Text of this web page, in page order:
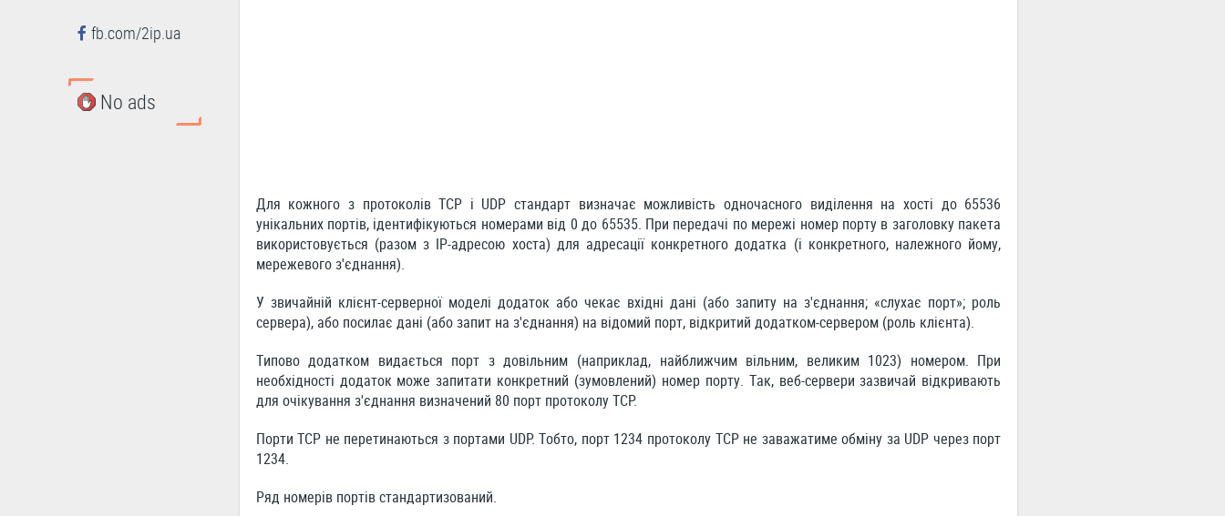
fb.com/2ip.ua
No ads
Для кожного з протоколів TCP і UDP стандарт визначає можливість одночасного виділення на хості до 65536
унікальних портів, ідентифікуються номерами від 0 до 65535. При передачі по мережі номер порту в заголовку пакета
використовується (разом з IP-адресою хоста) для адресації конкретного додатка (і конкретного, належного йому,
мережевого з'єднання).
У звичайній клієнт-серверної моделі додаток або чекає вхідні дані (або запиту на з'єднання; «слухає порт»; роль
сервера), або посилає дані (або запит на з'єднання) на відомий порт, відкритий додатком-сервером (роль клієнта).
Типово додатком видається порт з довільним (наприклад, найближчим вільним, великим 1023) номером. При
необхідності додаток може запитати конкретний (зумовлений) номер порту. Так, веб-сервери зазвичай відкривають
для очікування з'єднання визначений 80 порт протоколу TCP.
Порти TCP не перетинаються з портами UDP. Тобто, порт 1234 протоколу TCP не заважатиме обміну за UDP через порт
1234.
Ряд номерів портів стандартизований.